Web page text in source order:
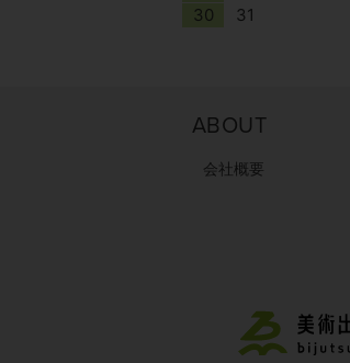
30
31
ABOUT
会社概要